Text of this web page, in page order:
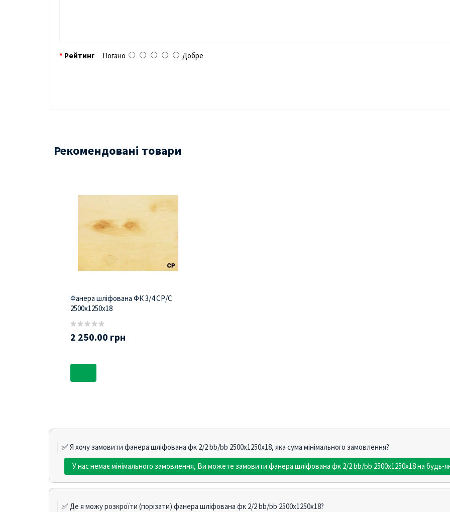
Рейтинг Погано Добре
Рекомендовані товари
Фанера шліфована ФК 3/4 СР/С
2500х1250х18
2 250.00 грн
✅ Я хочу замовити фанера шліфована фк 2/2 bb/bb 2500х1250х18, яка сума мінімального замовлення?
У нас немає мінімального замовлення, Ви можете замовити фанера шліфована фк 2/2 bb/bb 2500х1250х18 на будь-
✅ Де я можу розкроїти (порізати) фанера шліфована фк 2/2 bb/bb 2500х1250х18?